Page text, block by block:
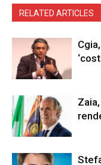
RELATED ARTICLES